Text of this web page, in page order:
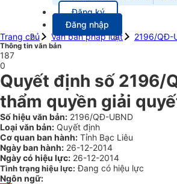
Đăng ký
Đăng nhập
Trang chủ
Văn bản pháp luật 2196/QĐ-
Thông tin văn bản
187
0
Quyết định số 2196/
thẩm quyền giải
Số hiệu văn bản: 2196/QĐ-UBND
Loại văn bản: Quyết định
Cơ quan ban hành: Tỉnh Bạc Liêu
Ngày ban hành: 26-12-2014
Ngày có hiệu lực: 26-12-2014
Tình trạng hiệu lực: Đang có hiệu lực
Ngôn ngữ: